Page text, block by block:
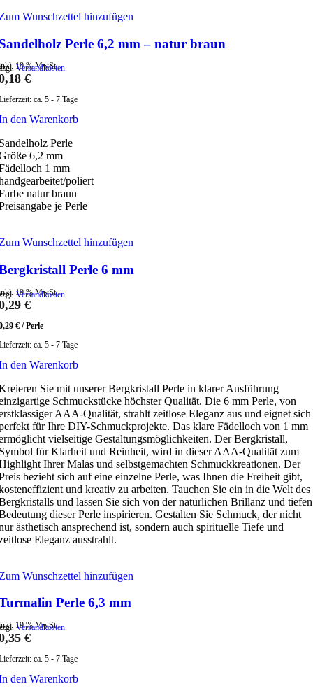
Wunschzettel hinzufügen
Perle 6,2 mm – natur braun
19 % MwSt.
Versandkosten
€
ca. 5 - 7 Tage
den Warenkorb
Perle
6,2 mm
1 mm
poliert
natur braun
je Perle
Wunschzettel hinzufügen
Perle 6 mm
19 % MwSt.
Versandkosten
€
€ /Perle
ca. 5 - 7 Tage
den Warenkorb
Sie mit unserer Bergkristall Perle in klarer Ausführung
Schmuckstücke höchster Qualität. Die 6 mm Perle, von
AAA-Qualität, strahlt zeitlose Eleganz aus und eignet sich
für Ihre DIY-Schmuckprojekte. Das klare Fädelloch von 1 mm
vielseitige Gestaltungsmöglichkeiten. Der Bergkristall,
für Klarheit und Reinheit, wird in dieser AAA-Qualität zum
Ihrer Malas und selbstgemachten Schmuckkreationen. Der
bezieht sich auf eine einzelne Perle, was Ihnen die Freiheit gibt,
und kreativ zu arbeiten. Tauchen Sie ein in die Welt des
und lassen Sie sich von der natürlichen Brillanz und tiefen
dieser Perle inspirieren. Gestalten Sie Schmuck, der nicht
ästhetisch ansprechend ist, sondern auch spirituelle Tiefe und
Eleganz ausstrahlt.
Wunschzettel hinzufügen
Perle 6,3 mm
19 % MwSt.
Versandkosten
€
ca. 5 - 7 Tage
den Warenkorb